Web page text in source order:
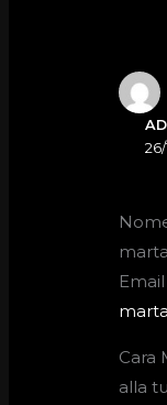
marta
Email
Cara
alla